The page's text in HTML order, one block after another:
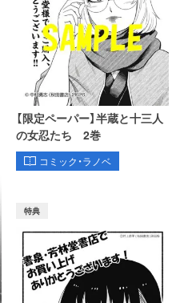
【限定ペーパー】半蔵と十三人
の女忍たち 2巻
コミック・ラノベ
特典